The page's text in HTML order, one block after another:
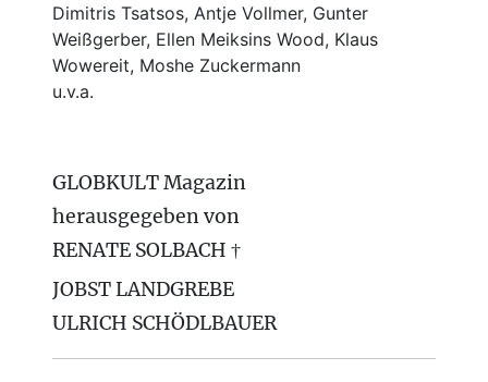
Dimitris Tsatsos, Antje Vollmer, Gunter
Weißgerber, Ellen Meiksins Wood, Klaus
Wowereit, Moshe Zuckermann
u.v.a.
GLOBKULT Magazin
herausgegeben von
RENATE SOLBACH †
JOBST LANDGREBE
ULRICH SCHÖDLBAUER